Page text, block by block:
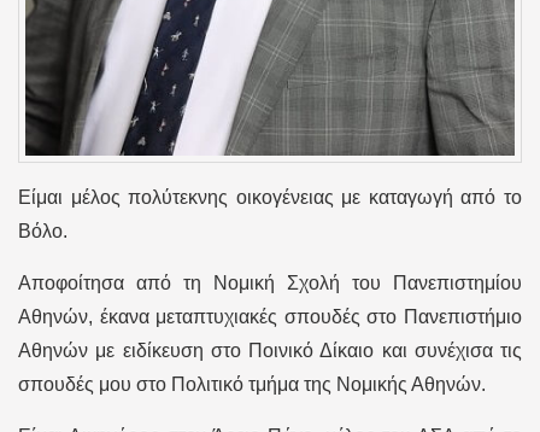
Είμαι μέλος πολύτεκνης οικογένειας με καταγωγή από το
Βόλο.
Αποφοίτησα από τη Νομική Σχολή του Πανεπιστημίου
Αθηνών, έκανα μεταπτυχιακές σπουδές στο Πανεπιστήμιο
Αθηνών με ειδίκευση στο Ποινικό Δίκαιο και συνέχισα τις
σπουδές μου στο Πολιτικό τμήμα της Νομικής Αθηνών.